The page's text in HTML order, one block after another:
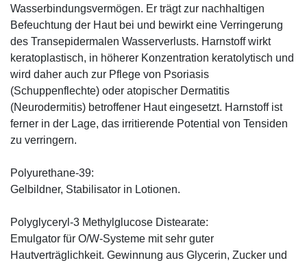
Wasserbindungsvermögen. Er trägt zur nachhaltigen
Befeuchtung der Haut bei und bewirkt eine Verringerung
des Transepidermalen Wasserverlusts. Harnstoff wirkt
keratoplastisch, in höherer Konzentration keratolytisch und
wird daher auch zur Pflege von Psoriasis
(Schuppenflechte) oder atopischer Dermatitis
(Neurodermitis) betroffener Haut eingesetzt. Harnstoff ist
ferner in der Lage, das irritierende Potential von Tensiden
zu verringern.
Polyurethane-39:
Gelbildner, Stabilisator in Lotionen.
Polyglyceryl-3 Methylglucose Distearate:
Emulgator für O/W-Systeme mit sehr guter
Hautverträglichkeit. Gewinnung aus Glycerin, Zucker und